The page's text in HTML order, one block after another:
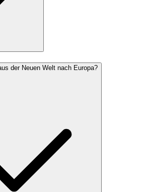
der Neuen Welt nach Europa?